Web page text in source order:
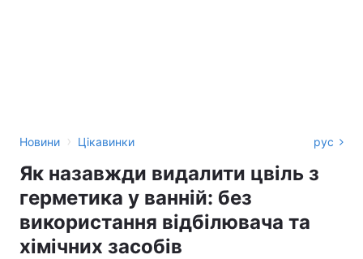
Новини › Цікавинки рус
Як назавжди видалити цвіль з
герметика у ванній: без
використання відбілювача та
хімічних засобів